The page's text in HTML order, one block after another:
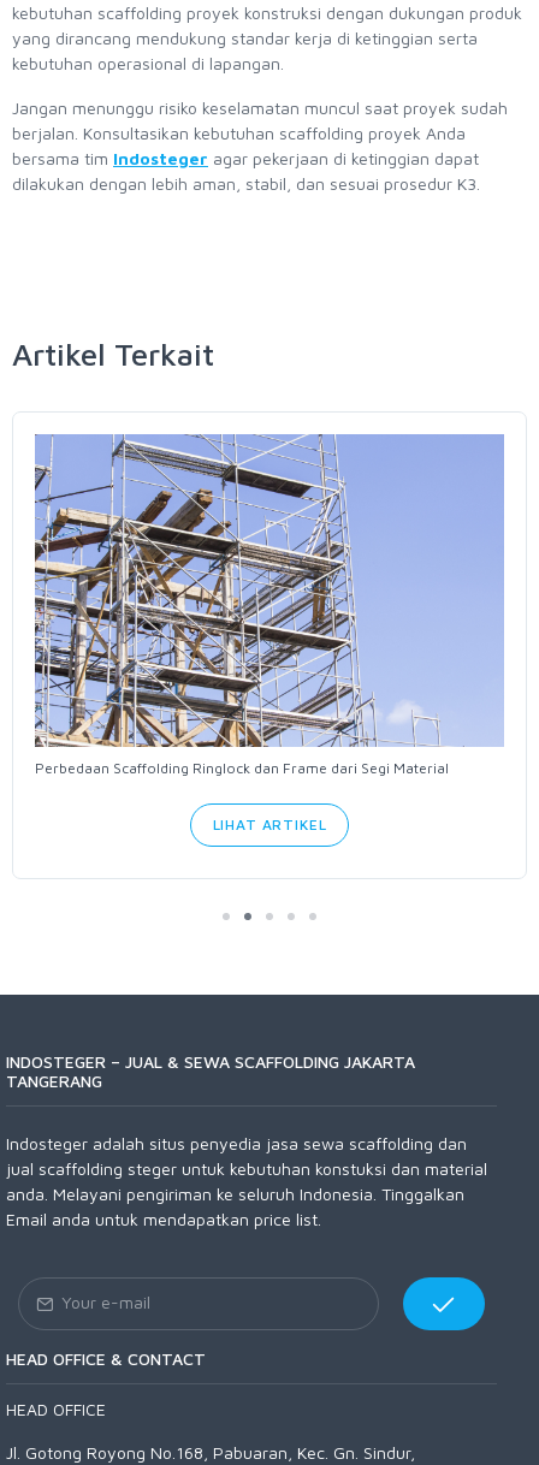
kebutuhan scaffolding proyek konstruksi dengan dukungan produk
yang dirancang mendukung standar kerja di ketinggian serta
kebutuhan operasional di lapangan.
Jangan menunggu risiko keselamatan muncul saat proyek sudah
berjalan. Konsultasikan kebutuhan scaffolding proyek Anda
bersama tim Indosteger agar pekerjaan di ketinggian dapat
dilakukan dengan lebih aman, stabil, dan sesuai prosedur K3.
Artikel Terkait
Perbedaan Scaffolding Ringlock dan Frame dari Segi Material
LIHAT ARTIKEL
INDOSTEGER – JUAL & SEWA SCAFFOLDING JAKARTA
TANGERANG
Indosteger adalah situs penyedia jasa sewa scaffolding dan
jual scaffolding steger untuk kebutuhan konstuksi dan material
anda. Melayani pengiriman ke seluruh Indonesia. Tinggalkan
Email anda untuk mendapatkan price list.
HEAD OFFICE & CONTACT
HEAD OFFICE
Jl. Gotong Royong No.168, Pabuaran, Kec. Gn. Sindur,